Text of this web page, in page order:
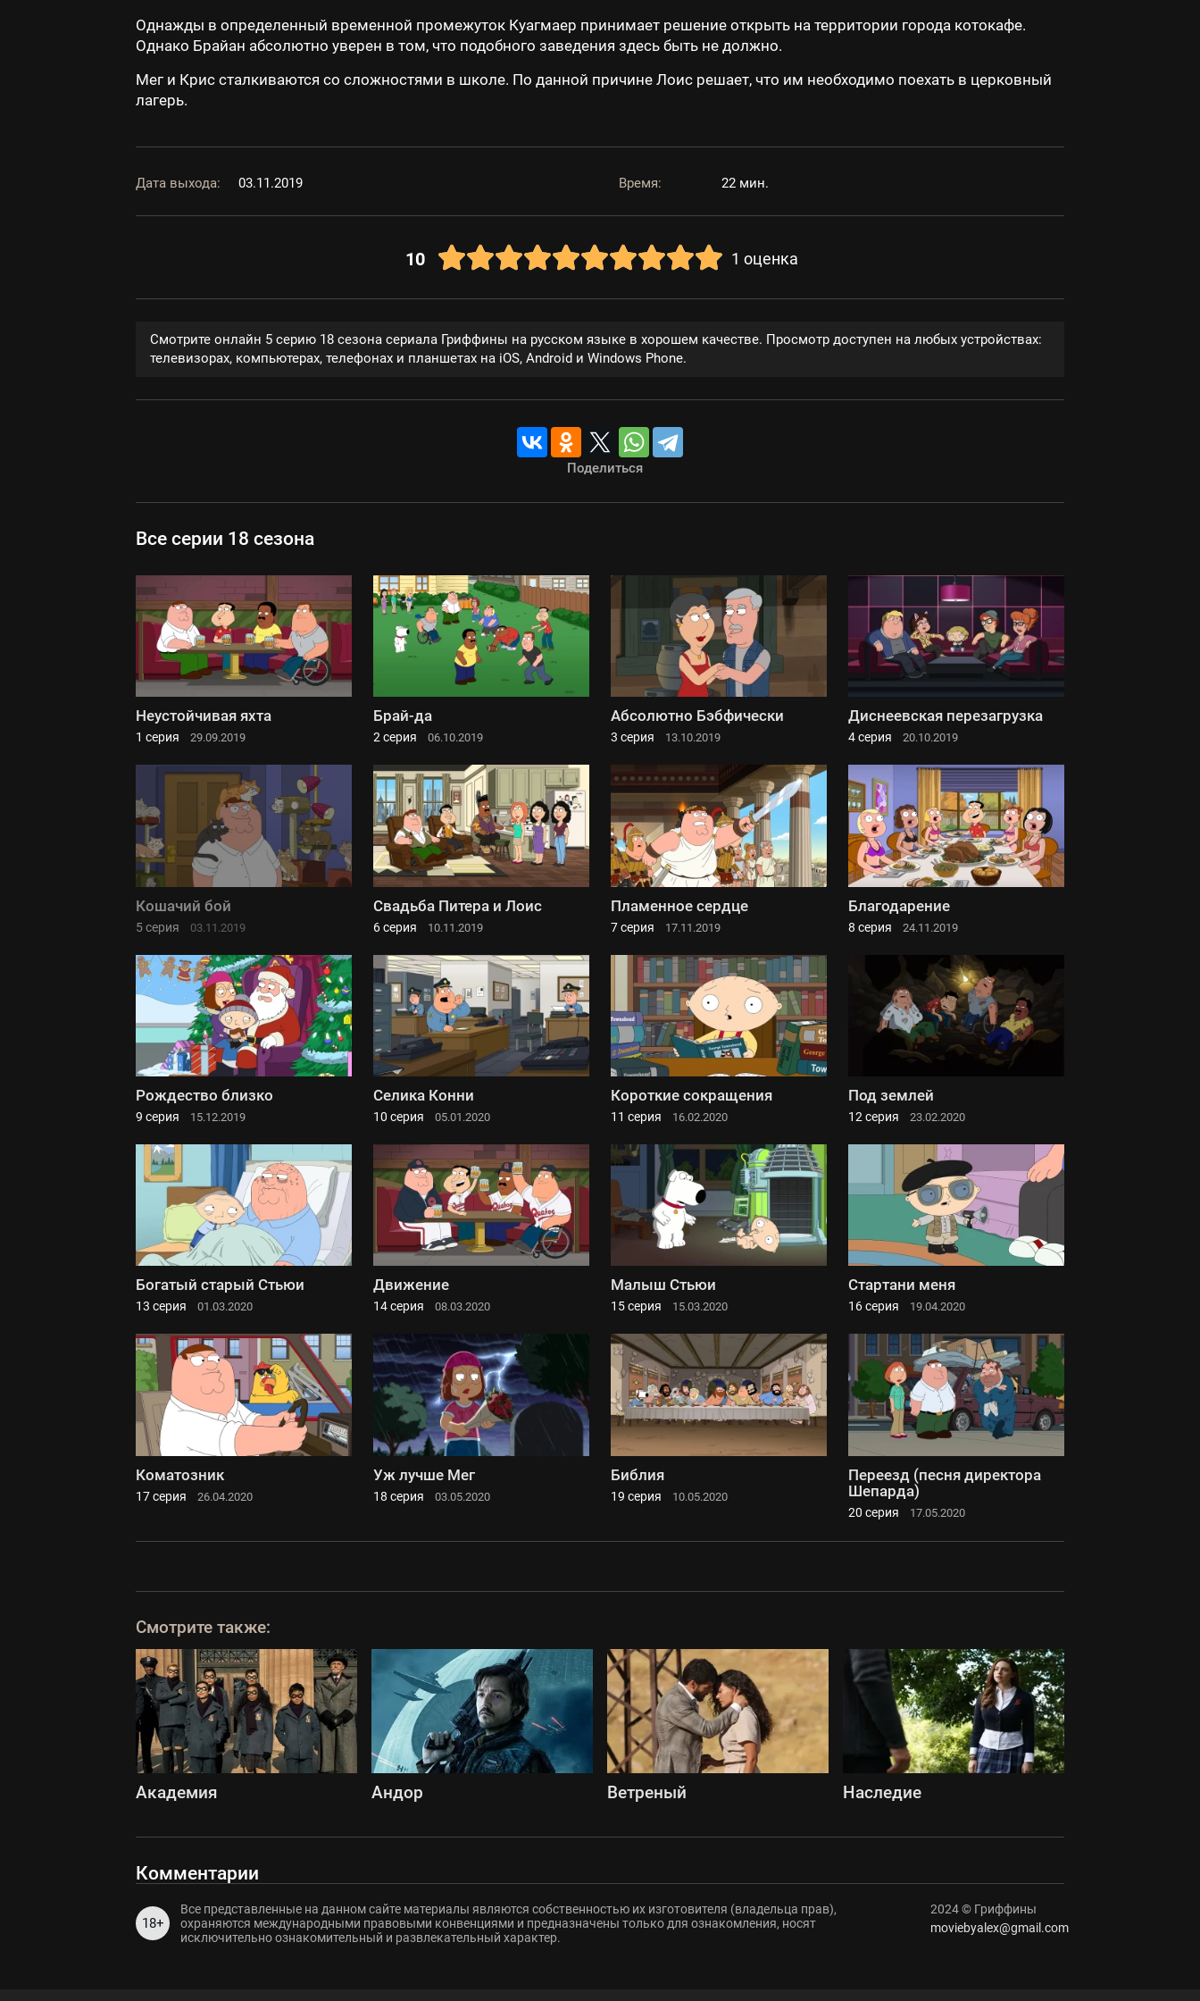
Однажды в определенный временной промежуток Куагмаер принимает решение открыть на территории города котокафе.
Однако Брайан абсолютно уверен в том, что подобного заведения здесь быть не должно.
Мег и Крис сталкиваются со сложностями в школе. По данной причине Лоис решает, что им необходимо поехать в церковный
лагерь.
Дата выхода: 03.11.2019 Время: 22 мин.
10 1 оценка
Смотрите онлайн 5 серию 18 сезона сериала Гриффины на русском языке в хорошем качестве. Просмотр доступен на любых устройствах:
телевизорах, компьютерах, телефонах и планшетах на iOS, Android и Windows Phone.
Поделиться
Все серии 18 сезона
Неустойчивая яхта
1 серия 29.09.2019
Брай-да
2 серия 06.10.2019
Абсолютно Бэбфически
3 серия 13.10.2019
Диснеевская перезагрузка
4 серия 20.10.2019
Кошачий бой
5 серия 03.11.2019
Свадьба Питера и Лоис
6 серия 10.11.2019
Пламенное сердце
7 серия 17.11.2019
Благодарение
8 серия 24.11.2019
Рождество близко
9 серия 15.12.2019
Селика Конни
10 серия 05.01.2020
Короткие сокращения
11 серия 16.02.2020
Под землей
12 серия 23.02.2020
Богатый старый Стьюи
13 серия 01.03.2020
Движение
14 серия 08.03.2020
Малыш Стьюи
15 серия 15.03.2020
Стартани меня
16 серия 19.04.2020
Коматозник
17 серия 26.04.2020
Уж лучше Мег
18 серия 03.05.2020
Библия
19 серия 10.05.2020
Переезд (песня директора
Шепарда)
20 серия 17.05.2020
Смотрите также:
Академия Андор Ветреный Наследие
Комментарии
18+
Все представленные на данном сайте материалы являются собственностью их изготовителя (владельца прав),
охраняются международными правовыми конвенциями и предназначены только для ознакомления, носят
исключительно ознакомительный и развлекательный характер.
2024 © Гриффины
moviebyalex@gmail.com